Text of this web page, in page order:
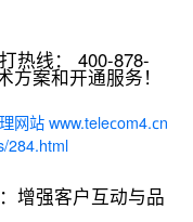
热线： 400-878-
案和开通服务！
网站 www.telecom4.cn
284.html
增强客户互动与品